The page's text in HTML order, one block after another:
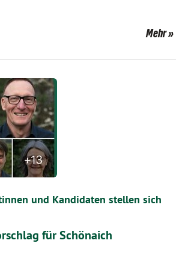
Mehr
und Kandidaten stellen sich
für Schönaich